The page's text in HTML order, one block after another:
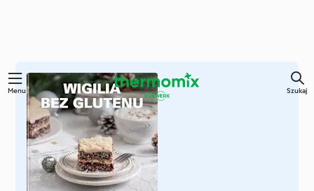
Przejdź
głównej
treści
Menu Szukaj